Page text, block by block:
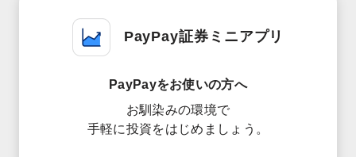
PayPay証券ミニアプリ
PayPayをお使いの方へ
お馴染みの環境で
手軽に投資をはじめましょう。